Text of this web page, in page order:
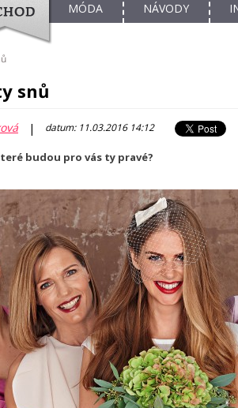
MÓDA NÁVODY
snů
| datum: 11.03.2016 14:12
budou pro vás ty pravé?